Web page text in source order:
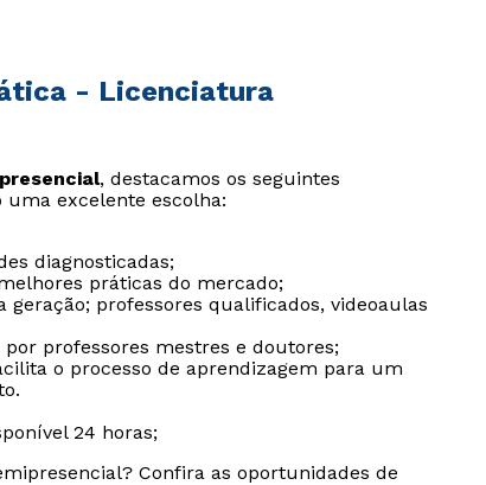
- Licenciatura
, destacamos os seguintes
excelente escolha:
diagnosticadas;
práticas do mercado;
professores qualificados, videoaulas
professores mestres e doutores;
o processo de aprendizagem para um
24 horas;
Confira as oportunidades de
Estou de acordo com aPolítica de Privacidade.
autorizo que meus dados sejam utilizados para o
Estou de acordo com aPolítica de Privacidade.
autorizo que meus dados sejam utilizados para o